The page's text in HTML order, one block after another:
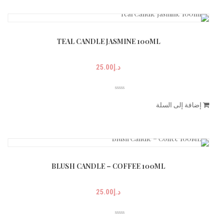
TEAL CANDLE JASMINE 100ML
د.إ25.00
إضافة إلى السلة
BLUSH CANDLE – COFFEE 100ML
د.إ25.00